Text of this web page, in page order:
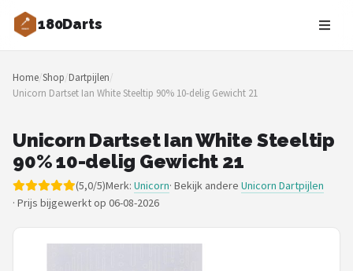
180Darts
Zoeken
NAVIGATIE
Merken
Blog
Dartspelers
Home/Shop/Dartpijlen/
Unicorn Dartset Ian White Steeltip 90% 10-delig Gewicht 21
Unicorn Dartset Ian White Steeltip
90% 10-delig Gewicht 21
(5,0/5)Merk: Unicorn· Bekijk andere Unicorn Dartpijlen
· Prijs bijgewerkt op 06-08-2026